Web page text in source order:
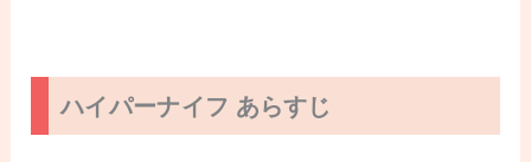
ハイパーナイフ あらすじ